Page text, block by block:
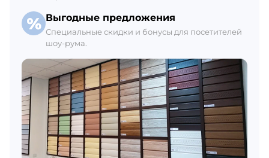
Выгодные предложения
Специальные скидки и бонусы для посетителей
шоу-рума.